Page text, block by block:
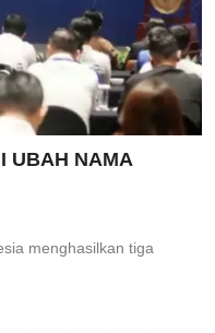
UBAH NAMA
menghasilkan tiga